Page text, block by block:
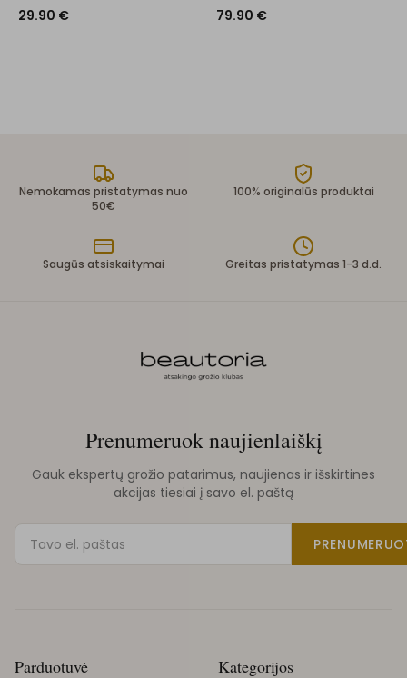
29.90 € 79.90 €
Nemokamas pristatymas nuo
50€
100% originalūs produktai
Saugūs atsiskaitymai Greitas pristatymas 1-3 d.d.
Prenumeruok naujienlaiškį
Gauk ekspertų grožio patarimus, naujienas ir išskirtines
akcijas tiesiai į savo el. paštą
Parduotuvė Kategorijos